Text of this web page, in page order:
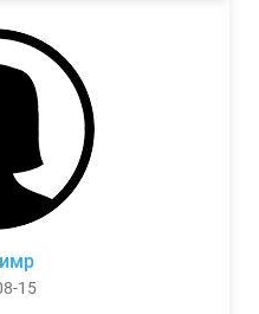
15